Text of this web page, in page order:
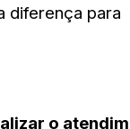
diferença para
o